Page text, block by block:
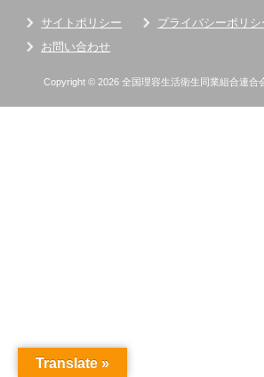
サイトポリシー プライバシーポリシ
お問い合わせ
Copyright © 2026 全国理容生活衛生同業組合連合
Translate »